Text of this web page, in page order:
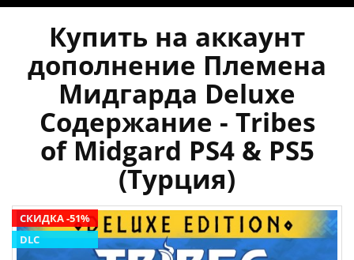
Купить на аккаунт
дополнение Племена
Мидгарда Deluxe
Содержание - Tribes
of Midgard PS4 & PS5
(Турция)
СКИДКА -51%
DLC